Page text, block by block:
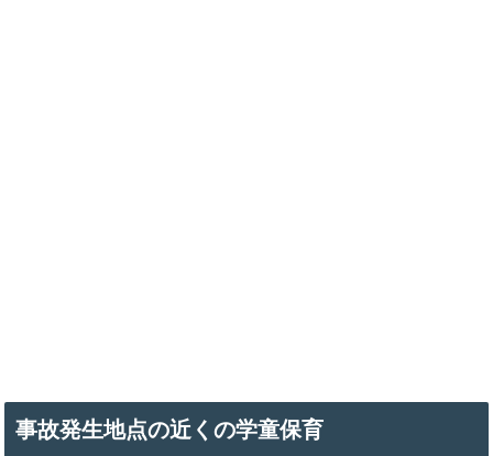
事故発生地点の近くの学童保育